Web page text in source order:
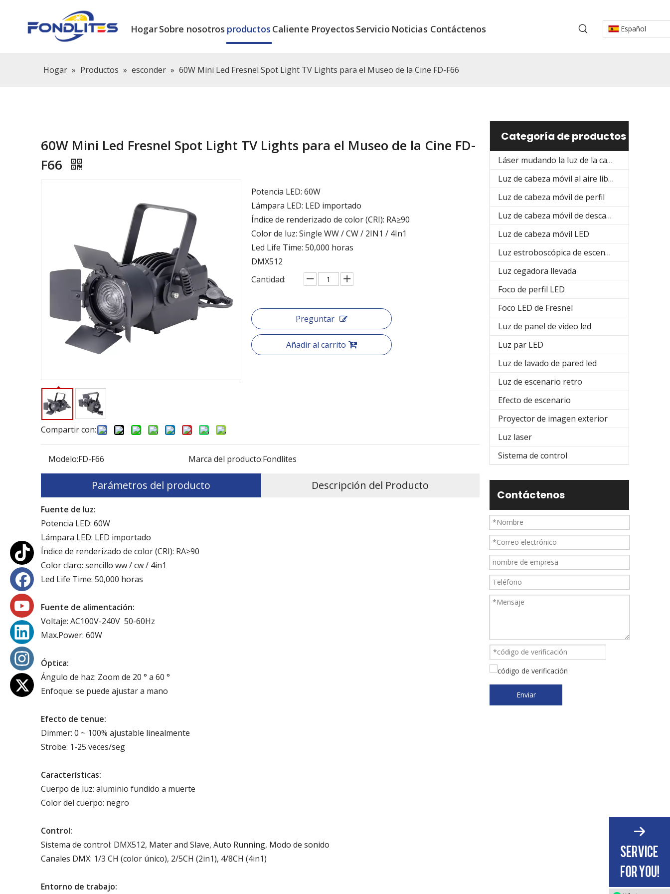
HogarSobre nosotros productos Caliente Proyectos Servicio Noticias Contáctenos Español
Hogar » Productos » esconder » 60W Mini Led Fresnel Spot Light TV Lights para el Museo de la Cine FD-F66
60W Mini Led Fresnel Spot Light TV Lights para el Museo de la Cine FD-
F66
Compartir con:
Potencia LED: 60W
Lámpara LED: LED importado
Índice de renderizado de color (CRI): RA≥90
Color de luz: Single WW / CW / 2IN1 / 4In1
Led Life Time: 50,000 horas
DMX512
Cantidad:
Preguntar
Añadir al carrito
Modelo:FD-F66 Marca del producto:Fondlites
Parámetros del producto Descripción del Producto
Fuente de luz:
Potencia LED: 60W
Lámpara LED: LED importado
Índice de renderizado de color (CRI): RA≥90
Color claro: sencillo ww / cw / 4in1
Led Life Time: 50,000 horas
Fuente de alimentación:
Voltaje: AC100V-240V 50-60Hz
Max.Power: 60W
Óptica:
Ángulo de haz: Zoom de 20 ° a 60 °
Enfoque: se puede ajustar a mano
Efecto de tenue:
Dimmer: 0 ~ 100% ajustable linealmente
Strobe: 1-25 veces/seg
Características:
Cuerpo de luz: aluminio fundido a muerte
Color del cuerpo: negro
Control:
Sistema de control: DMX512, Mater and Slave, Auto Running, Modo de sonido
Canales DMX: 1/3 CH (color único), 2/5CH (2in1), 4/8CH (4in1)
Entorno de trabajo:
Categoría de productos
Láser mudando la luz de la cabeza
Luz de cabeza móvil al aire libre
Luz de cabeza móvil de perfil
Luz de cabeza móvil de descarga
Luz de cabeza móvil LED
Luz estroboscópica de escenario
Luz cegadora llevada
Foco de perfil LED
Foco LED de Fresnel
Luz de panel de video led
Luz par LED
Luz de lavado de pared led
Luz de escenario retro
Efecto de escenario
Proyector de imagen exterior
Luz laser
Sistema de control
Contáctenos
Enviar